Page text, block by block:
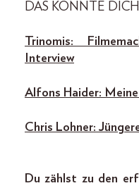
DAS KÖNNTE
Trinomis:
Interview
Alfons Haider:
Chris Lohner:
Du zählst zu den